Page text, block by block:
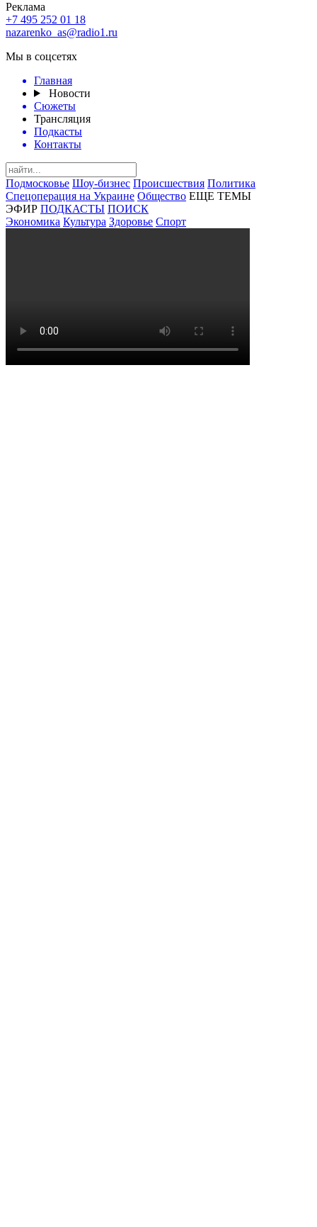
Реклама
+7 495 252 01 18
nazarenko_as@radio1.ru
Мы в соцсетях
Главная
Новости
Сюжеты
Трансляция
Подкасты
Контакты
Подмосковье Шоу-бизнес Происшествия Политика
Спецоперация на Украине Общество ЕЩЕ ТЕМЫ
ЭФИР ПОДКАСТЫ ПОИСК
Экономика Культура Здоровье Спорт